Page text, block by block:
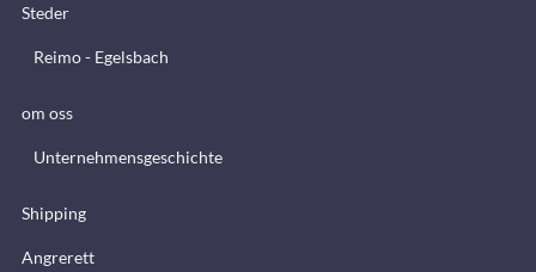
Steder
Reimo - Egelsbach
om oss
Unternehmensgeschichte
Shipping
Angrerett